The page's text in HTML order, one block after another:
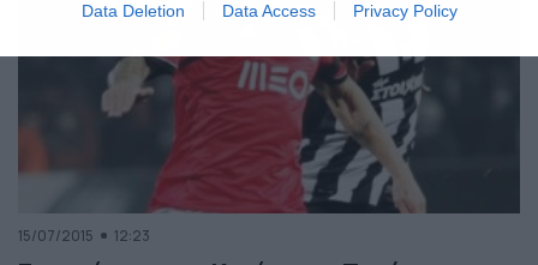
Data Deletion Data Access Privacy Policy
15/07/2015 12:23